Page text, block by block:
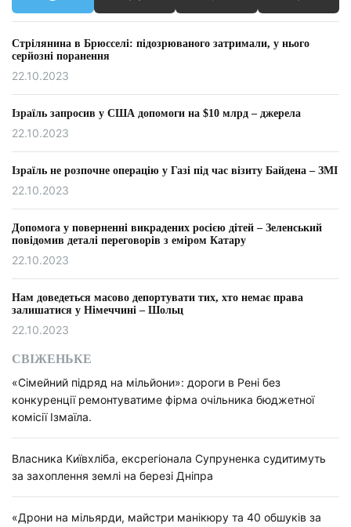
Стрілянина в Брюсселі: підозрюваного затримали, у нього
серйозні поранення
22.10.2023
Ізраїль запросив у США допомоги на $10 млрд – джерела
22.10.2023
Ізраїль не розпочне операцію у Газі під час візиту Байдена – ЗМІ
22.10.2023
Допомога у поверненні викрадених росією дітей – Зеленський
повідомив деталі переговорів з еміром Катару
22.10.2023
Нам доведеться масово депортувати тих, хто немає права
залишатися у Німеччині – Шольц
22.10.2023
СВІЖЕНЬКЕ
«Сімейний підряд на мільйони»: дороги в Рені без
конкуренції ремонтуватиме фірма очільника бюджетної
комісії Ізмаїла.
Власника Київхліба, ексрегіонала Супруненка судитимуть
за захоплення землі на березі Дніпра
«Дрони на мільярди, майстри манікюру та 40 обшуків за